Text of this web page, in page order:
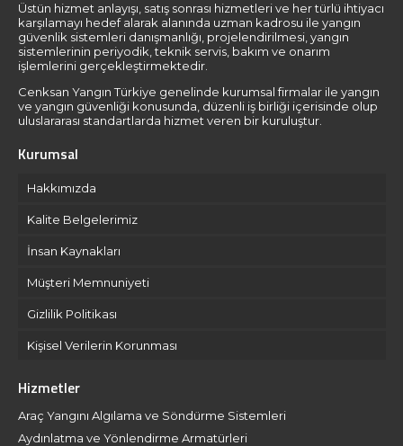
Üstün hizmet anlayışı, satış sonrası hizmetleri ve her türlü ihtiyacı
karşılamayı hedef alarak alanında uzman kadrosu ile yangın
güvenlik sistemleri danışmanlığı, projelendirilmesi, yangın
sistemlerinin periyodik, teknik servis, bakım ve onarım
işlemlerini gerçekleştirmektedir.
Cenksan Yangın Türkiye genelinde kurumsal firmalar ile yangın
ve yangın güvenliği konusunda, düzenli iş birliği içerisinde olup
uluslararası standartlarda hizmet veren bir kuruluştur.
Kurumsal
Hakkımızda
Kalite Belgelerimiz
İnsan Kaynakları
Müşteri Memnuniyeti
Gizlilik Politikası
Kişisel Verilerin Korunması
Hizmetler
Araç Yangını Algılama ve Söndürme Sistemleri
Aydınlatma ve Yönlendirme Armatürleri